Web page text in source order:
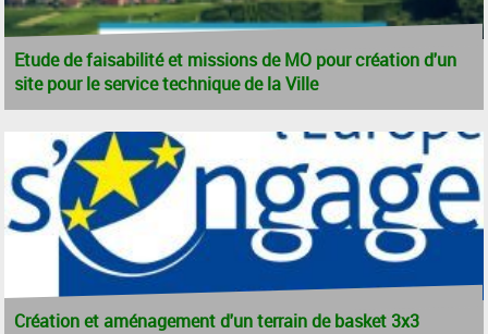
Etude de faisabilité et missions de MO pour création d'un
site pour le service technique de la Ville
Création et aménagement d'un terrain de basket 3x3